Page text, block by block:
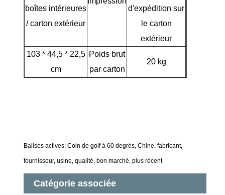
boîtes intérieures
/ carton extérieur
d'expédition sur
le carton
extérieur
103 * 44,5 * 22,5
cm
Poids brut
par carton
20 kg
Balises actives: Coin de golf à 60 degrés, Chine, fabricant,
fournisseur, usine, qualité, bon marché, plus récent
Catégorie associée